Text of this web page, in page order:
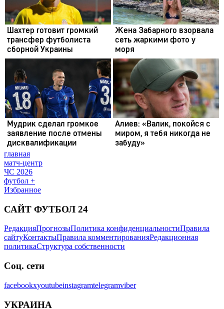
главная
матч-центр
ЧС 2026
футбол +
Избранное
САЙТ ФУТБОЛ 24
РедакцияПрогнозыПолитика конфиденциальностиПравила
сайтуКонтактыПравила комментированияРедакционная
политикаСтруктура собственности
Соц. сети
facebookxyoutubeinstagramtelegramviber
УКРАИНА